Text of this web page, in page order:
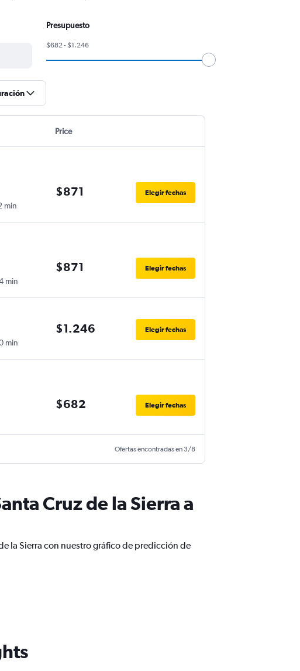
Presupuesto
$682 - $1.246
Price
min
$871 Elegir fechas
min
$871 Elegir fechas
min
$1.246 Elegir fechas
$682 Elegir fechas
Ofertas encontradas en 3/8
Cruz de la Sierra a
la Sierra con nuestro gráfico de predicción de